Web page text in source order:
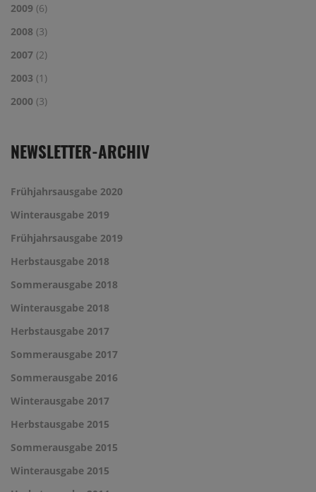
2009 (6)
2008 (3)
2007 (2)
2003 (1)
2000 (3)
NEWSLETTER-ARCHIV
Frühjahrsausgabe 2020
Winterausgabe 2019
Frühjahrsausgabe 2019
Herbstausgabe 2018
Sommerausgabe 2018
Winterausgabe 2018
Herbstausgabe 2017
Sommerausgabe 2017
Sommerausgabe 2016
Winterausgabe 2017
Herbstausgabe 2015
Sommerausgabe 2015
Winterausgabe 2015